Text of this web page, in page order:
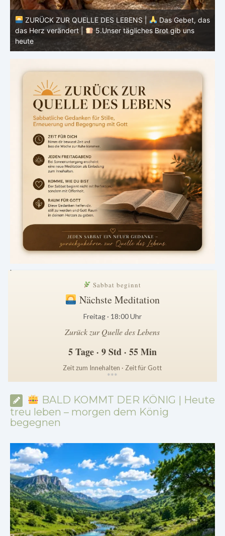
ZURÜCK ZUR QUELLE DES LEBENS |
Das Gebet, das
das Herz verändert |
4.Dein Wille geschehe
.
Sabbat beginnt
Nächste Meditation
Freitag · 18:00 Uhr
Zurück zur Quelle des Lebens
5 Tage · 9 Std · 55 Min
Zeit zum Innehalten · Zeit für Gott
***
BALD KOMMT DER KÖNIG | Heute
treu leben – morgen dem König
begegnen